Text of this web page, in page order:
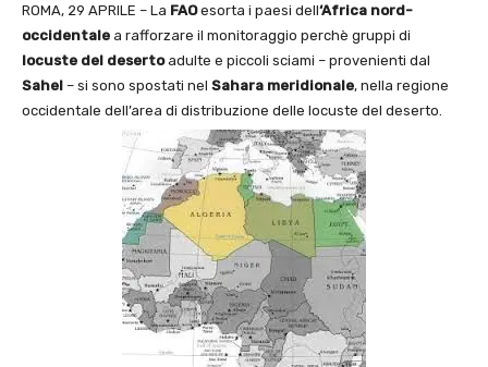
ROMA, 29 APRILE – La FAOesorta i paesi dell‘Africa nord-
occidentale a rafforzare il monitoraggio perchè gruppi di
locuste del desertoadulte e piccoli sciami – provenienti dal
Sahel – si sono spostati nel Sahara meridionale, nella regione
occidentale dell’area di distribuzione delle locuste del deserto.